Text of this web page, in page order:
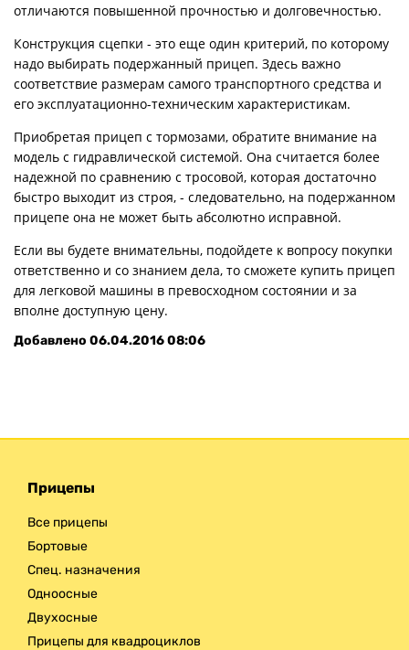
отличаются повышенной прочностью и долговечностью.
Конструкция сцепки - это еще один критерий, по которому
надо выбирать подержанный прицеп. Здесь важно
соответствие размерам самого транспортного средства и
его эксплуатационно-техническим характеристикам.
Приобретая прицеп с тормозами, обратите внимание на
модель с гидравлической системой. Она считается более
надежной по сравнению с тросовой, которая достаточно
быстро выходит из строя, - следовательно, на подержанном
прицепе она не может быть абсолютно исправной.
Если вы будете внимательны, подойдете к вопросу покупки
ответственно и со знанием дела, то сможете купить прицеп
для легковой машины в превосходном состоянии и за
вполне доступную цену.
Добавлено 06.04.2016 08:06
Прицепы
Все прицепы
Бортовые
Спец. назначения
Одноосные
Двухосные
Прицепы для квадроциклов